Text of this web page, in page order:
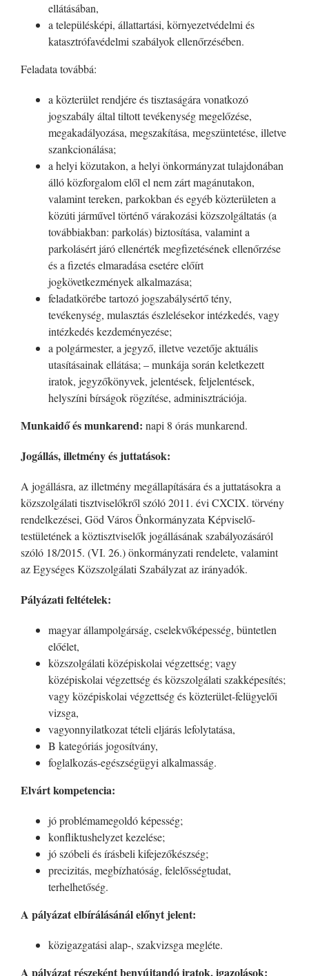
ellátásában,
a településképi, állattartási, környezetvédelmi és
katasztrófavédelmi szabályok ellenőrzésében.
Feladata továbbá:
a közterület rendjére és tisztaságára vonatkozó
jogszabály által tiltott tevékenység megelőzése,
megakadályozása, megszakítása, megszüntetése, illetve
szankcionálása;
a helyi közutakon, a helyi önkormányzat tulajdonában
álló közforgalom elől el nem zárt magánutakon,
valamint tereken, parkokban és egyéb közterületen a
közúti járművel történő várakozási közszolgáltatás (a
továbbiakban: parkolás) biztosítása, valamint a
parkolásért járó ellenérték megfizetésének ellenőrzése
és a fizetés elmaradása esetére előírt
jogkövetkezmények alkalmazása;
feladatkörébe tartozó jogszabálysértő tény,
tevékenység, mulasztás észlelésekor intézkedés, vagy
intézkedés kezdeményezése;
a polgármester, a jegyző, illetve vezetője aktuális
utasításainak ellátása; – munkája során keletkezett
iratok, jegyzőkönyvek, jelentések, feljelentések,
helyszíni bírságok rögzítése, adminisztrációja.
Munkaidő és munkarend: napi 8 órás munkarend.
Jogállás, illetmény és juttatások:
A jogállásra, az illetmény megállapítására és a juttatásokra a
közszolgálati tisztviselőkről szóló 2011. évi CXCIX. törvény
rendelkezései, Göd Város Önkormányzata Képviselő-
testületének a köztisztviselők jogállásának szabályozásáról
szóló 18/2015. (VI. 26.) önkormányzati rendelete, valamint
az Egységes Közszolgálati Szabályzat az irányadók.
Pályázati feltételek:
magyar állampolgárság, cselekvőképesség, büntetlen
előélet,
közszolgálati középiskolai végzettség; vagy
középiskolai végzettség és közszolgálati szakképesítés;
vagy középiskolai végzettség és közterület-felügyelői
vizsga,
vagyonnyilatkozat tételi eljárás lefolytatása,
B kategóriás jogosítvány,
foglalkozás-egészségügyi alkalmasság.
Elvárt kompetencia:
jó problémamegoldó képesség;
konfliktushelyzet kezelése;
jó szóbeli és írásbeli kifejezőkészség;
precizitás, megbízhatóság, felelősségtudat,
terhelhetőség.
A pályázat elbírálásánál előnyt jelent:
közigazgatási alap-, szakvizsga megléte.
A pályázat részeként benyújtandó iratok, igazolások: